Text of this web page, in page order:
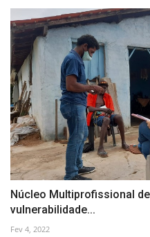
Núcleo Multiprofissional
vulnerabilidade...
Fev 4, 2022